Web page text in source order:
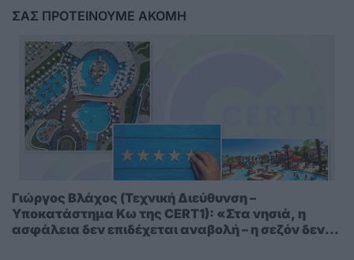
ΣΑΣ ΠΡΟΤΕΙΝΟΥΜΕ ΑΚΟΜΗ
Γιώργος Βλάχος (Τεχνική Διεύθυνση –
Υποκατάστημα Κω της CERT1): «Στα νησιά, η
ασφάλεια δεν επιδέχεται αναβολή – η σεζόν δεν